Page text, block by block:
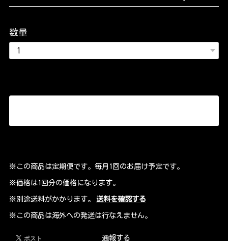
数量
※この商品は定期便です。毎月1回のお届け予定です。
※価格は1回分の価格になります。
※別途送料がかかります。 送料を確認する
※この商品は海外への発送は行なえません。
通報する